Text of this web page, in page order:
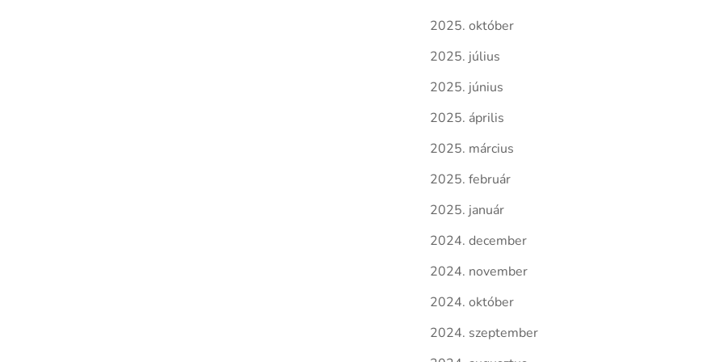
2025. október
2025. július
2025. június
2025. április
2025. március
2025. február
2025. január
2024. december
2024. november
2024. október
2024. szeptember